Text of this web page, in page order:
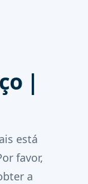
|
está
favor,
a